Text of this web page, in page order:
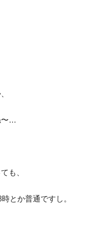
〜…
も、
とか普通ですし。